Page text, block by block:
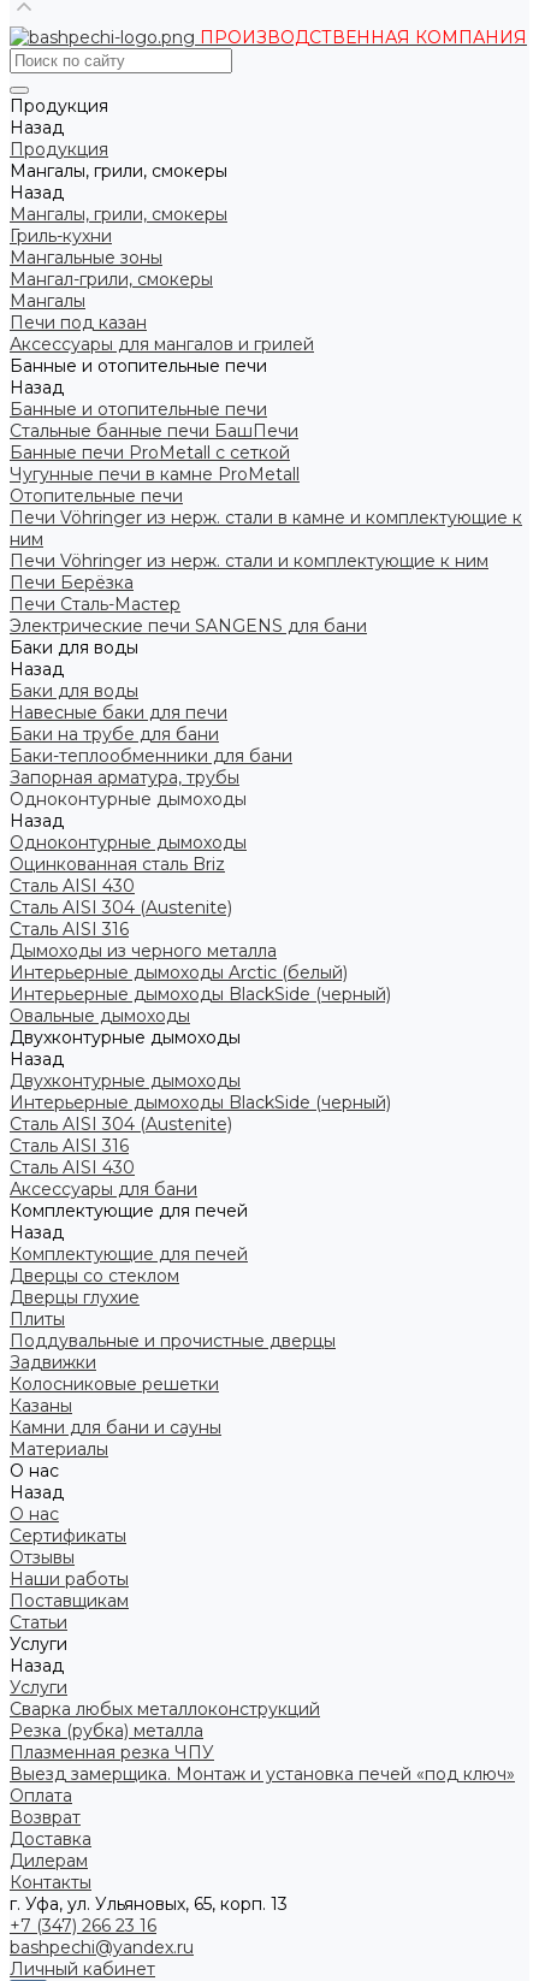
ПРОИЗВОДСТВЕННАЯ КОМПАНИЯ
Продукция
Назад
Продукция
Мангалы, грили, смокеры
Назад
Мангалы, грили, смокеры
Гриль-кухни
Мангальные зоны
Мангал-грили, смокеры
Мангалы
Печи под казан
Аксессуары для мангалов и грилей
Банные и отопительные печи
Назад
Банные и отопительные печи
Стальные банные печи БашПечи
Банные печи ProMetall с сеткой
Чугунные печи в камне ProMetall
Отопительные печи
Печи Vöhringer из нерж. стали в камне и комплектующие к
ним
Печи Vöhringer из нерж. стали и комплектующие к ним
Печи Берёзка
Печи Сталь-Мастер
Электрические печи SANGENS для бани
Баки для воды
Назад
Баки для воды
Навесные баки для печи
Баки на трубе для бани
Баки-теплообменники для бани
Запорная арматура, трубы
Одноконтурные дымоходы
Назад
Одноконтурные дымоходы
Оцинкованная сталь Briz
Сталь AISI 430
Сталь AISI 304 (Austenite)
Сталь AISI 316
Дымоходы из черного металла
Интерьерные дымоходы Arctic (белый)
Интерьерные дымоходы BlackSide (черный)
Овальные дымоходы
Двухконтурные дымоходы
Назад
Двухконтурные дымоходы
Интерьерные дымоходы BlackSide (черный)
Сталь AISI 304 (Austenite)
Сталь AISI 316
Сталь AISI 430
Аксессуары для бани
Комплектующие для печей
Назад
Комплектующие для печей
Дверцы со стеклом
Дверцы глухие
Плиты
Поддувальные и прочистные дверцы
Задвижки
Колосниковые решетки
Казаны
Камни для бани и сауны
Материалы
О нас
Назад
О нас
Сертификаты
Отзывы
Наши работы
Поставщикам
Статьи
Услуги
Назад
Услуги
Сварка любых металлоконструкций
Резка (рубка) металла
Плазменная резка ЧПУ
Выезд замерщика. Монтаж и установка печей «под ключ»
Оплата
Возврат
Доставка
Дилерам
Контакты
г. Уфа, ул. Ульяновых, 65, корп. 13
+7 (347) 266 23 16
bashpechi@yandex.ru
Личный кабинет